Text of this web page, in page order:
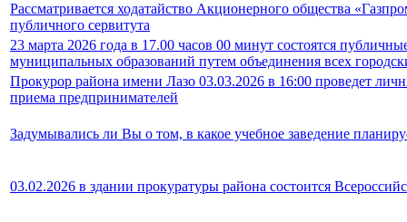
Рассматривается ходатайство Акционерного общества
публичного сервитута
23 марта 2026 года в 17.00 часов 00 минут состоятся
муниципальных образований путем объединения всех
Прокурор района имени Лазо 03.03.2026 в 16:00 проведет
приема предпринимателей
Задумывались ли Вы о том, в какое учебное заведение
03.02.2026 в здании прокуратуры района состоится